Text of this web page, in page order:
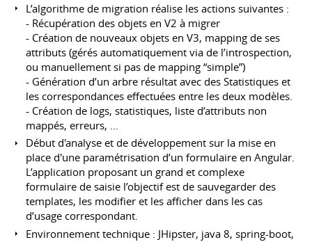
L’algorithme de migration réalise les actions suivantes :
- Récupération des objets en V2 à migrer
- Création de nouveaux objets en V3, mapping de ses
attributs (gérés automatiquement via de l’introspection,
ou manuellement si pas de mapping “simple”)
- Génération d’un arbre résultat avec des Statistiques et
les correspondances effectuées entre les deux modèles.
- Création de logs, statistiques, liste d’attributs non
mappés, erreurs, ...
Début d'analyse et de développement sur la mise en
place d'une paramétrisation d’un formulaire en Angular.
L’application proposant un grand et complexe
formulaire de saisie l’objectif est de sauvegarder des
templates, les modifier et les afficher dans les cas
d’usage correspondant.
Environnement technique : JHipster, java 8, spring-boot,